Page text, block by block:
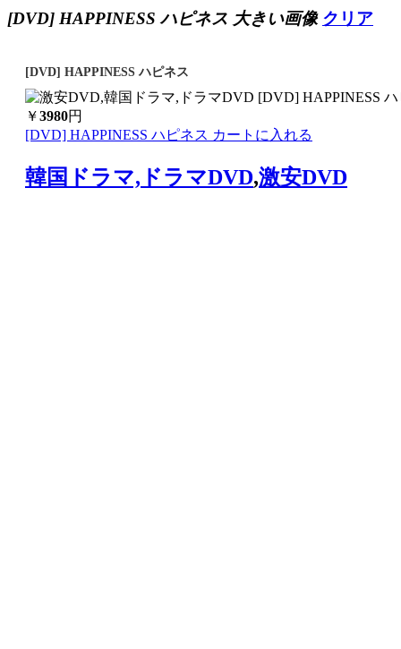
[DVD] HAPPINESS ハピネス 大きい画像 クリア
[DVD] HAPPINESS ハピネス
￥3980円
[DVD] HAPPINESS ハピネス カートに入れる
韓国ドラマ,ドラマDVD,激安DVD